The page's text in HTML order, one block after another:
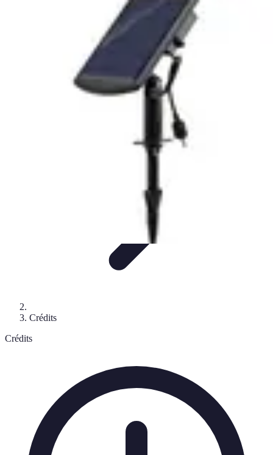
Crédits et Emprunts Frais et Tarifs Gestion
Crédits et Financements
Conseil Banque
Crédits
Crédits